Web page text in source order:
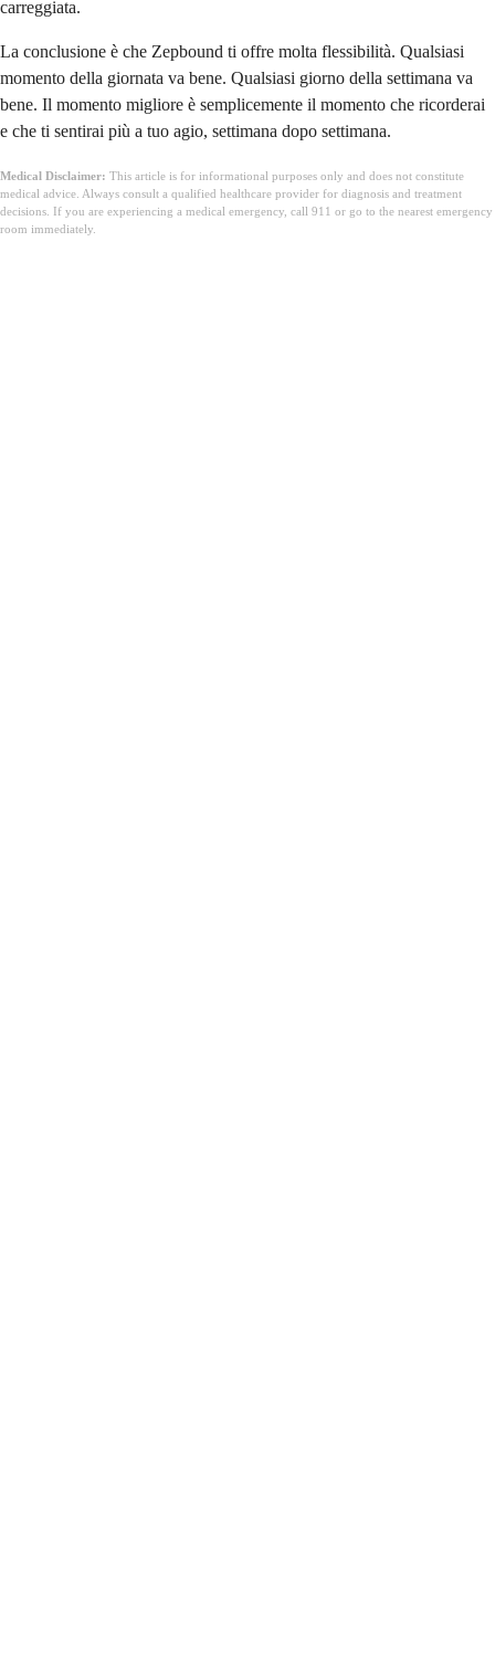
carreggiata.
La conclusione è che Zepbound ti offre molta flessibilità. Qualsiasi
momento della giornata va bene. Qualsiasi giorno della settimana va
bene. Il momento migliore è semplicemente il momento che ricorderai
e che ti sentirai più a tuo agio, settimana dopo settimana.
Medical Disclaimer: This article is for informational purposes only and does not constitute
medical advice. Always consult a qualified healthcare provider for diagnosis and treatment
decisions. If you are experiencing a medical emergency, call 911 or go to the nearest emergency
room immediately.